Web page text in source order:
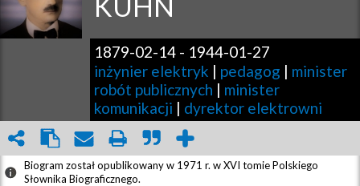
1879-02-14 - 1944-01-27
inżynier elektryk | pedagog | minister
robót publicznych | minister
komunikacji | dyrektor elektrowni
Biogram został opublikowany w 1971 r. w XVI tomie Polskiego
Słownika Biograficznego.